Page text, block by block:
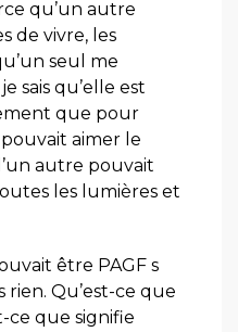
qu’un autre
de vivre, les
seul me
sais qu’elle est
que pour
aimer le
autre pouvait
les lumières et
être PAGF s
Qu’est-ce que
ce que signifie